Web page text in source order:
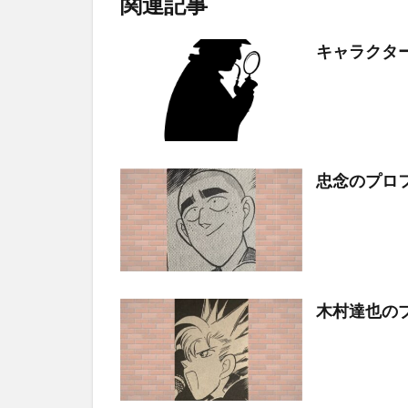
キャラクタ
忠念のプロ
木村達也の